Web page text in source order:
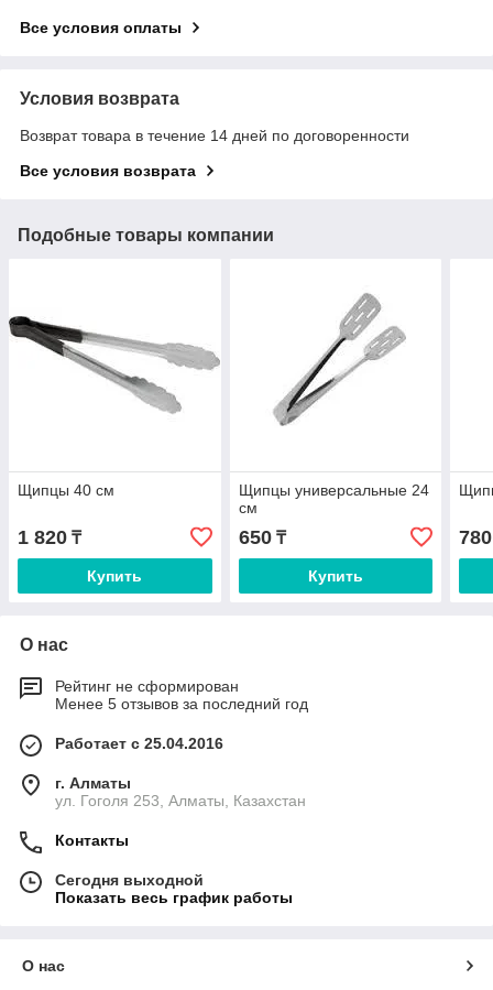
Все условия оплаты
Условия возврата
Возврат товара в течение 14 дней по договоренности
Все условия возврата
Подобные товары компании
Щипцы 40 см
1 820 ₸
Купить
Щипцы универсальные 24
см
650₸
Купить
780
О нас
Рейтинг не сформирован
Менее 5 отзывов за последний год
Работает с 25.04.2016
г. Алматы
ул. Гоголя 253, Алматы, Казахстан
Контакты
Сегодня выходной
Показать весь график работы
О нас